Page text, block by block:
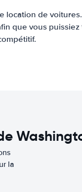
location de
que vous
la